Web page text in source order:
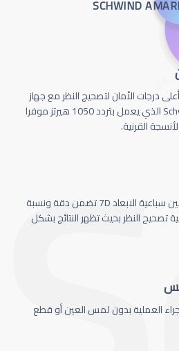
درجات الأمان لتصحيج النظر مع جهاز
Schwind Amaris 1050 الذي يعمل بتردد 1050 هيرتز موفرا
القرنية.
كاميرا تتبع حركة العين سباعية الابعاد 7D تضمن دقة ونسبة
تصحيح النظر بحيث تظهر النتائج بشكل
العملية بدون لمس العين أو قطع